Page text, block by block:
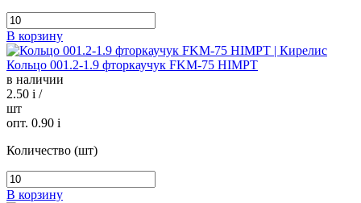
В корзину
Кольцо 001.2-1.9 фторкаучук FKM-75 HIMPT
в наличии
2.50 i /
шт
опт. 0.90 i
Количество (шт)
В корзину